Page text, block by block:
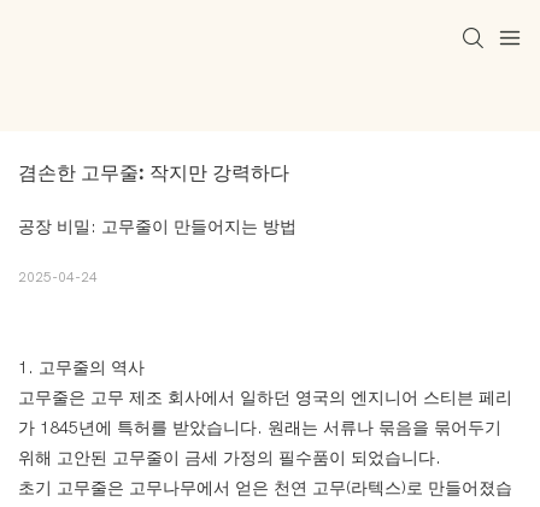
겸손한 고무줄: 작지만 강력하다
공장 비밀: 고무줄이 만들어지는 방법
2025-04-24
1. 고무줄의 역사
고무줄은 고무 제조 회사에서 일하던 영국의 엔지니어 스티븐 페리
가 1845년에 특허를 받았습니다. 원래는 서류나 묶음을 묶어두기
위해 고안된 고무줄이 금세 가정의 필수품이 되었습니다.
초기 고무줄은 고무나무에서 얻은 천연 고무(라텍스)로 만들어졌습